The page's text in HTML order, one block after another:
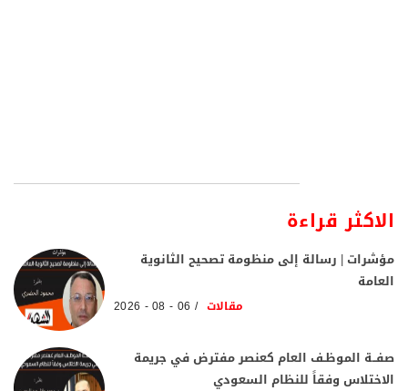
الاكثر قراءة
مؤشرات | رسالة إلى منظومة تصحيح الثانوية
العامة
مقالات 06 - 08 - 2026
صفــة الموظـف العام كعنصر مفترض في جريمة
الاختلاس وفقاً للنظام السعودي